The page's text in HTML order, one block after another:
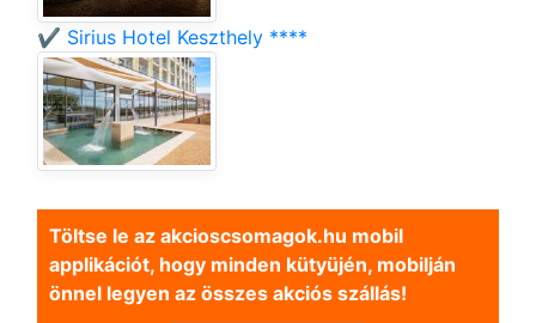
✔️ Sirius Hotel Keszthely ****
Töltse le az akcioscsomagok.hu mobil
applikációt, hogy minden kütyüjén, mobilján
önnel legyen az összes akciós szállás!